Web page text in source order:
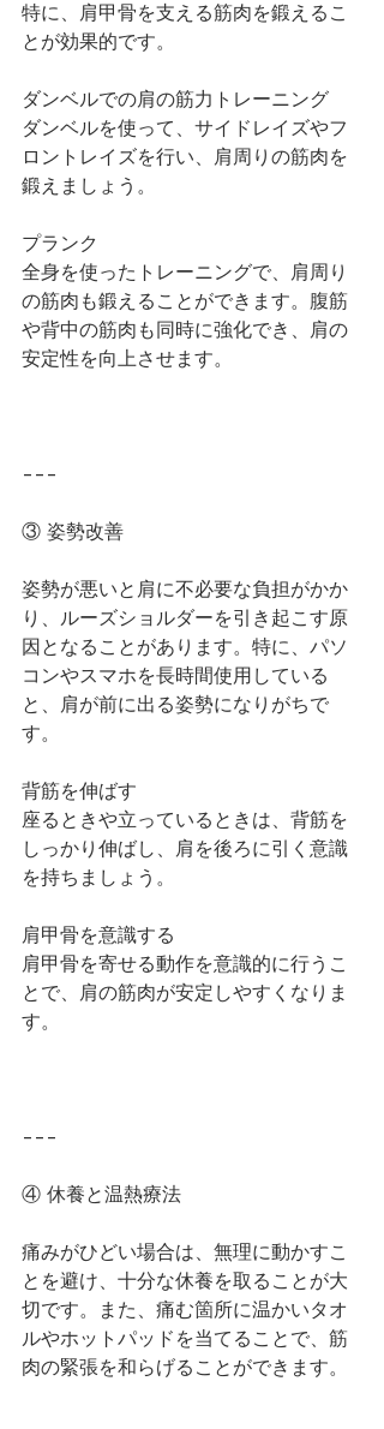
特に、肩甲骨を支える筋肉を鍛えるこ
とが効果的です。
ダンベルでの肩の筋力トレーニング
ダンベルを使って、サイドレイズやフ
ロントレイズを行い、肩周りの筋肉を
鍛えましょう。
プランク
全身を使ったトレーニングで、肩周り
の筋肉も鍛えることができます。腹筋
や背中の筋肉も同時に強化でき、肩の
安定性を向上させます。
---
③ 姿勢改善
姿勢が悪いと肩に不必要な負担がかか
り、ルーズショルダーを引き起こす原
因となることがあります。特に、パソ
コンやスマホを長時間使用している
と、肩が前に出る姿勢になりがちで
す。
背筋を伸ばす
座るときや立っているときは、背筋を
しっかり伸ばし、肩を後ろに引く意識
を持ちましょう。
肩甲骨を意識する
肩甲骨を寄せる動作を意識的に行うこ
とで、肩の筋肉が安定しやすくなりま
す。
---
④ 休養と温熱療法
痛みがひどい場合は、無理に動かすこ
とを避け、十分な休養を取ることが大
切です。また、痛む箇所に温かいタオ
ルやホットパッドを当てることで、筋
肉の緊張を和らげることができます。